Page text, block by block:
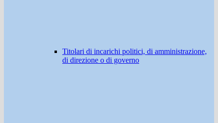
Titolari di incarichi politici, di amministrazione,
di direzione o di governo